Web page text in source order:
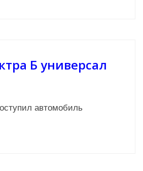
Б универсал
автомобиль